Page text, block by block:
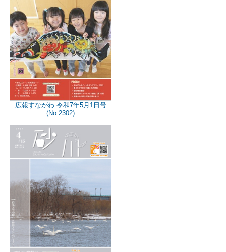
広報すながわ 令和7年5月1日号
(No.2302)